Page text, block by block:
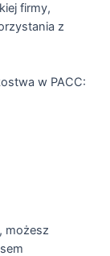
firmy,
z
w PACC:
możesz